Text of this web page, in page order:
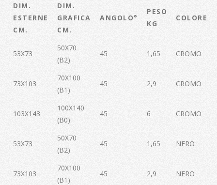
DIM.
ESTERNE
CM.
DIM.
GRAFICA
CM.
ANGOLO°
PESO
KG
COLORE
53X73
50X70
(B2)
45 1,65 CROMO
73X103
70X100
(B1)
45 2,9 CROMO
103X143
100X140
(B0)
45 6 CROMO
53X73
50X70
(B2)
45 1,65 NERO
73X103
70X100
(B1)
45 2,9 NERO